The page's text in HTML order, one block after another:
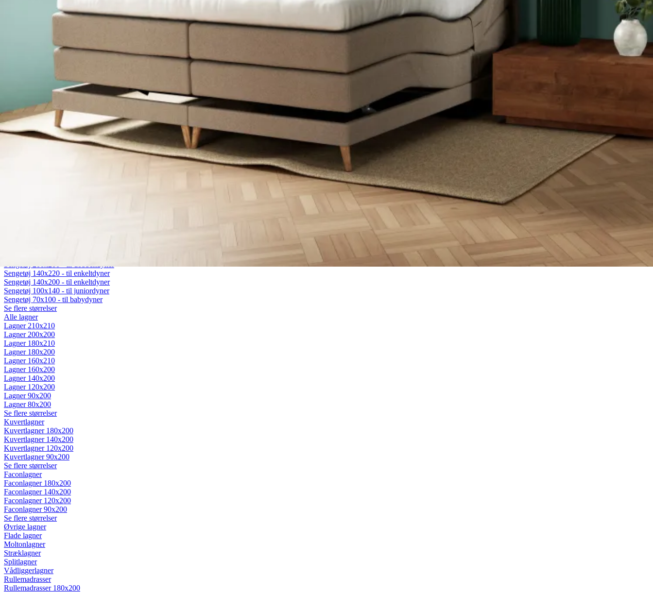
Memoryskum topmadrasser 120x200
Memoryskum topmadrasser 90x200
Dobbeltdyner - 200x220
Enkeltdyner - 140x220
Enkeltdyner - 140x200
Juniordyner - 100x140
Babydyner - 70x100
Se flere størrelser
Dyne fyldtyper
Allergivenlige dyner
Sengetøj 140x220 - til enkeltdyner
Sengetøj 140x200 - til enkeltdyner
Sengetøj 100x140 - til juniordyner
Sengetøj 70x100 - til babydyner
Se flere størrelser
Alle lagner
Lagner 210x210
Lagner 200x200
Lagner 180x210
Lagner 180x200
Lagner 160x210
Lagner 160x200
Lagner 140x200
Lagner 120x200
Lagner 90x200
Lagner 80x200
Se flere størrelser
Kuvertlagner
Kuvertlagner 180x200
Kuvertlagner 140x200
Kuvertlagner 120x200
Kuvertlagner 90x200
Se flere størrelser
Faconlagner
Faconlagner 180x200
Faconlagner 140x200
Faconlagner 120x200
Faconlagner 90x200
Se flere størrelser
Øvrige lagner
Flade lagner
Moltonlagner
Stræklagner
Splitlagner
Vådliggerlagner
Rullemadrasser
Rullemadrasser 180x200